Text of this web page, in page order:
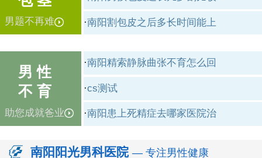
男题不再难 ·南阳割包皮之后多长时间能上
男 性
不 育
助您成就爸业
·南阳精索静脉曲张不育怎么回
·cs测试
·南阳患上死精症去哪家医院治
南阳阳光男科医院 — 专注男性健康